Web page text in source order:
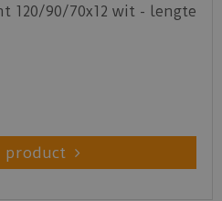
120/90/70x12 wit - lengte
product